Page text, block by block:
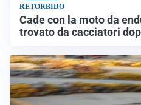
RETORBIDO
Cade con la moto da
trovato da cacciatori